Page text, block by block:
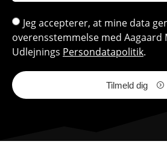
Jeg accepterer, at mine data
overensstemmelse med Aagaard
Udlejnings Persondatapolitik.
Tilmeld dig